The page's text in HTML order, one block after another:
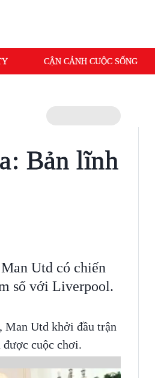
CẬN CẢNH CUỘC SỐNG
Bản lĩnh
Utd có chiến
số với Liverpool.
Man Utd khởi đầu trận
được cuộc chơi.